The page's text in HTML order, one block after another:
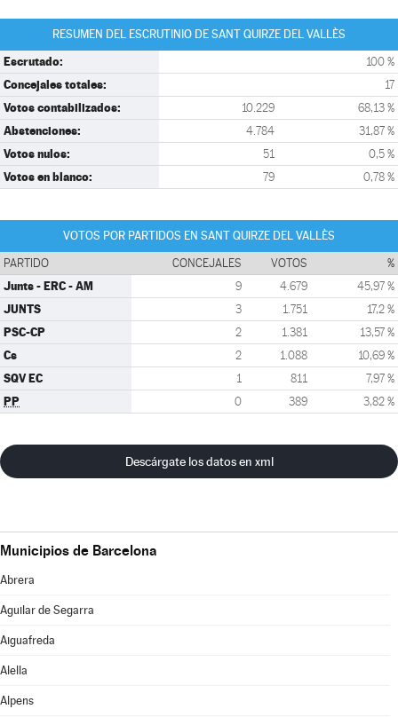
RESUMEN DEL ESCRUTINIO DE SANT QUIRZE DEL VALLÈS
Escrutado: 100 %
Concejales totales: 17
Votos contabilizados: 10.229 68,13 %
Abstenciones: 4.784 31,87 %
Votos nulos: 51 0,5 %
Votos en blanco: 79 0,78 %
VOTOS POR PARTIDOS EN SANT QUIRZE DEL VALLÈS
PARTIDO CONCEJALES VOTOS %
Junts - ERC - AM 9 4.679 45,97 %
JUNTS 3 1.751 17,2 %
PSC-CP 2 1.381 13,57 %
Cs 2 1.088 10,69 %
SQV EC 1 811 7,97 %
PP 0 389 3,82 %
Descárgate los datos en xml
Municipios de Barcelona
Abrera
Aguilar de Segarra
Aiguafreda
Alella
Alpens